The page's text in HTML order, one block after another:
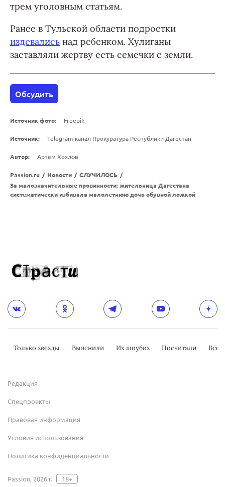
трем уголовным статьям.
Ранее в Тульской области подростки
издевались над ребенком. Хулиганы
заставляли жертву есть семечки с земли.
Обсудить
Источник фото: Freepik
Источник: Telegram-канал Прокуратура Республики Дагестан
Автор: Артем Хохлов
Passion.ru / Новости / СЛУЧИЛОСЬ /
За малозначительные провинности: жительница Дагестана
систематически избивала малолетнюю дочь обувной ложкой
Только звезды Выяснили Их шоубиз Посчитали
Редакция
Спецпроекты
Правовая информация
Условия использования
Политика конфиденциальности
Passion, 2026 г. 18+